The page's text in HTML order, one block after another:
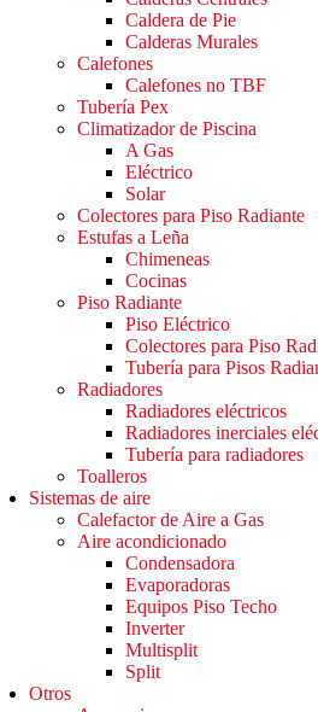
Caldera de Pie
Calderas Murales
Calefones
Calefones no TBF
Tubería Pex
Climatizador de Piscina
A Gas
Eléctrico
Solar
Colectores para Piso Radiante
Estufas a Leña
Chimeneas
Cocinas
Piso Radiante
Piso Eléctrico
Colectores para Piso
Tubería para Pisos
Radiadores
Radiadores eléctricos
Radiadores inerciales
Tubería para radiadores
Toalleros
Sistemas de aire
Calefactor de Aire a Gas
Aire acondicionado
Condensadora
Evaporadoras
Equipos Piso Techo
Inverter
Multisplit
Split
Otros